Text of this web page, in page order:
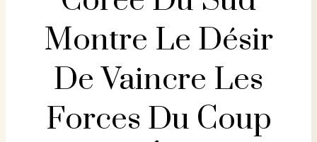
Montre Le Désir
De Vaincre Les
Forces Du Coup